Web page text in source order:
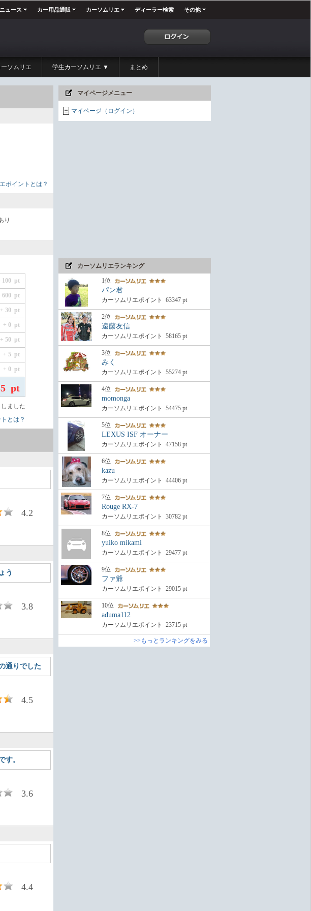
ュース カー用品通販 カーソムリエ ディーラー検索 その他
ソムリエ 学生カーソムリエ ▼ まとめ
ポイントとは？
り
100 pt
600 pt
+ 30 pt
+ 0 pt
+ 50 pt
+ 5 pt
+ 0 pt
pt
ました
とは？
4.2
う
3.8
通りでした
4.5
す。
3.6
4.4
マイページメニュー
マイページ（ログイン）
カーソムリエランキング
1位
パン君
カーソムリエポイント 63347 pt
2位
遠藤友信
カーソムリエポイント 58165 pt
3位
みく
カーソムリエポイント 55274 pt
4位
momonga
カーソムリエポイント 54475 pt
5位
LEXUS ISF オーナー
カーソムリエポイント 47158 pt
6位
kazu
カーソムリエポイント 44406 pt
7位
Rouge RX-7
カーソムリエポイント 30782 pt
8位
yuiko mikami
カーソムリエポイント 29477 pt
9位
ファ爺
カーソムリエポイント 29015 pt
10位
aduma112
カーソムリエポイント 23715 pt
>>もっとランキングをみる